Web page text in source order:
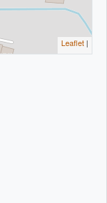
Leaflet |